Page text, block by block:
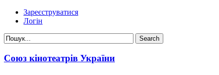
Зареєструватися
Логін
Союз кінотеатрів України